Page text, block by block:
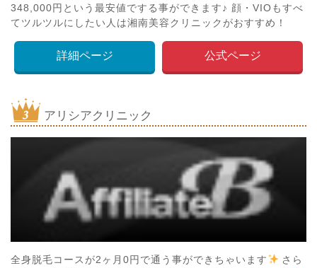
348,000円という最安値でする事ができます♪ 顔・VIOもすべ
てツルツルにしたい人は湘南美容クリニックがおすすめ！
詳細ページ 公式ページ
アリシアクリニック
全身脱毛コースが2ヶ月0円で通う事ができちゃいます
さら